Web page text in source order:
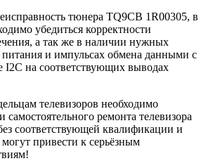
тюнера TQ9CB 1R00305, в
убедиться корректности
а так же в наличии нужных
и импульсах обмена данными с
на соответствующих выводах
телевизоров необходимо
ремонта телевизора
соответствующей квалификации и
привести к серьёзным